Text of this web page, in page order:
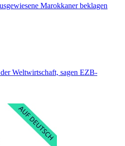
Marokkaner beklagen
Weltwirtschaft, sagen EZB-